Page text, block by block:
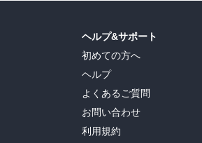
ヘルプ&サポート
初めての方へ
ヘルプ
よくあるご質問
お問い合わせ
利用規約